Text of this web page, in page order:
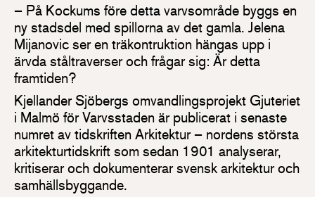
– På Kockums före detta varvsområde byggs en
ny stadsdel med spillorna av det gamla. Jelena
Mijanovic ser en träkontruktion hängas upp i
ärvda ståltraverser och frågar sig: Är detta
framtiden?
Kjellander Sjöbergs omvandlingsprojekt Gjuteriet
i Malmö för Varvsstaden är publicerat i senaste
numret av tidskriften Arkitektur – nordens största
arkitekturtidskrift som sedan 1901 analyserar,
kritiserar och dokumenterar svensk arkitektur och
samhällsbyggande.